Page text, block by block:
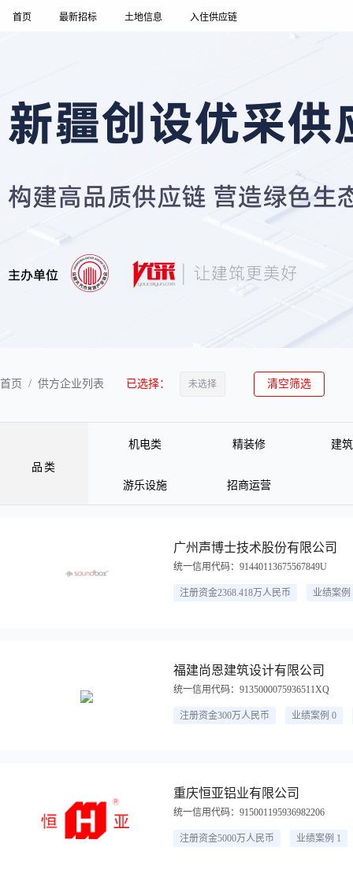
首页 最新招标 土地信息 入住供应链
首页 / 供方企业列表 已选择： 未选择 清空筛选
品类
机电类 精装修 建
游乐设施 招商运营
广州声博士技术股份有限公司
统一信用代码：91440113675567849U
注册资金2368.418万人民币 业绩案例
福建尚恩建筑设计有限公司
统一信用代码：9135000075936511XQ
注册资金300万人民币 业绩案例 0
重庆恒亚铝业有限公司
统一信用代码：915001195936982206
注册资金5000万人民币 业绩案例 1